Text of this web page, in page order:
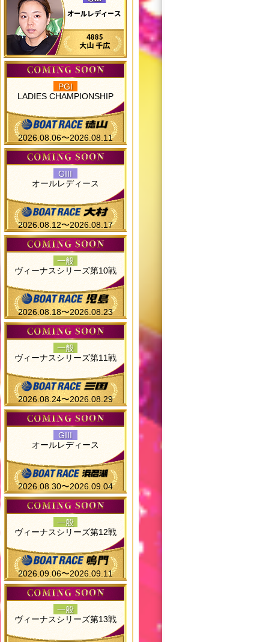
PGI
LADIES CHAMPIONSHIP
2026.08.06〜2026.08.11
GIII
オールレディース
2026.08.12〜2026.08.17
一般
ヴィーナスシリーズ第10戦
2026.08.18〜2026.08.23
一般
ヴィーナスシリーズ第11戦
2026.08.24〜2026.08.29
GIII
オールレディース
2026.08.30〜2026.09.04
一般
ヴィーナスシリーズ第12戦
2026.09.06〜2026.09.11
一般
ヴィーナスシリーズ第13戦